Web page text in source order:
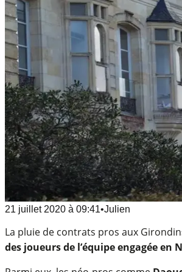
21 juillet 2020 à 09:41•Julien
La pluie de contrats pros aux
des joueurs de l’équipe engagée